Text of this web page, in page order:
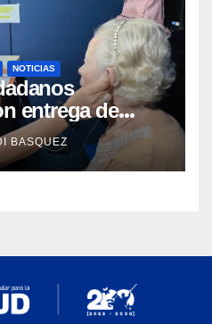
NOTICIAS
entrega de
en el Centro de
Arvelo
BASQUEZ